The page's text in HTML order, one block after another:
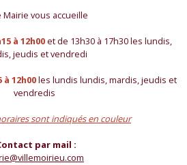
Mairie vous accueille
à 12h00et de 13h30 à 17h30 les lundis,
jeudis et vendredi
à 12h00les lundis lundis, mardis, jeudis et
vendredis
sont indiqués en couleur
par mail :